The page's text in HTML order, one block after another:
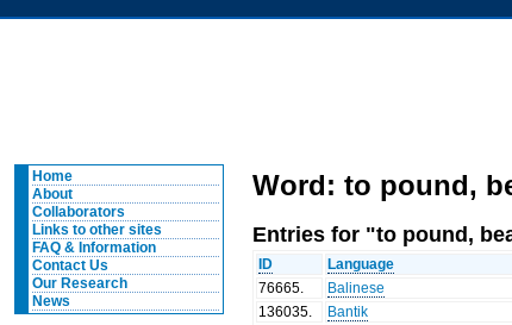
Home
About
Collaborators
Links to other sites
FAQ & Information
Contact Us
Our Research
News
Word: to pound,
Entries for "to pound,
ID Language
76665
Balinese
136035
Bantik